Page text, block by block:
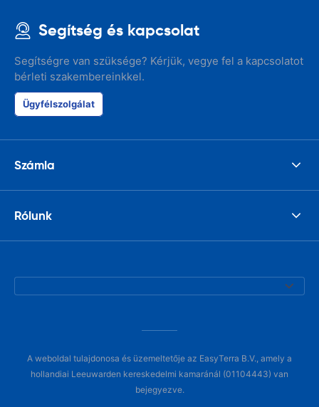
Segítség és kapcsolat
Segítségre van szüksége? Kérjük, vegye fel a kapcsolatot
bérleti szakembereinkkel.
Ügyfélszolgálat
Számla
Rólunk
A weboldal tulajdonosa és üzemeltetője az EasyTerra B.V., amely a
hollandiai Leeuwarden kereskedelmi kamaránál (01104443) van
bejegyezve.